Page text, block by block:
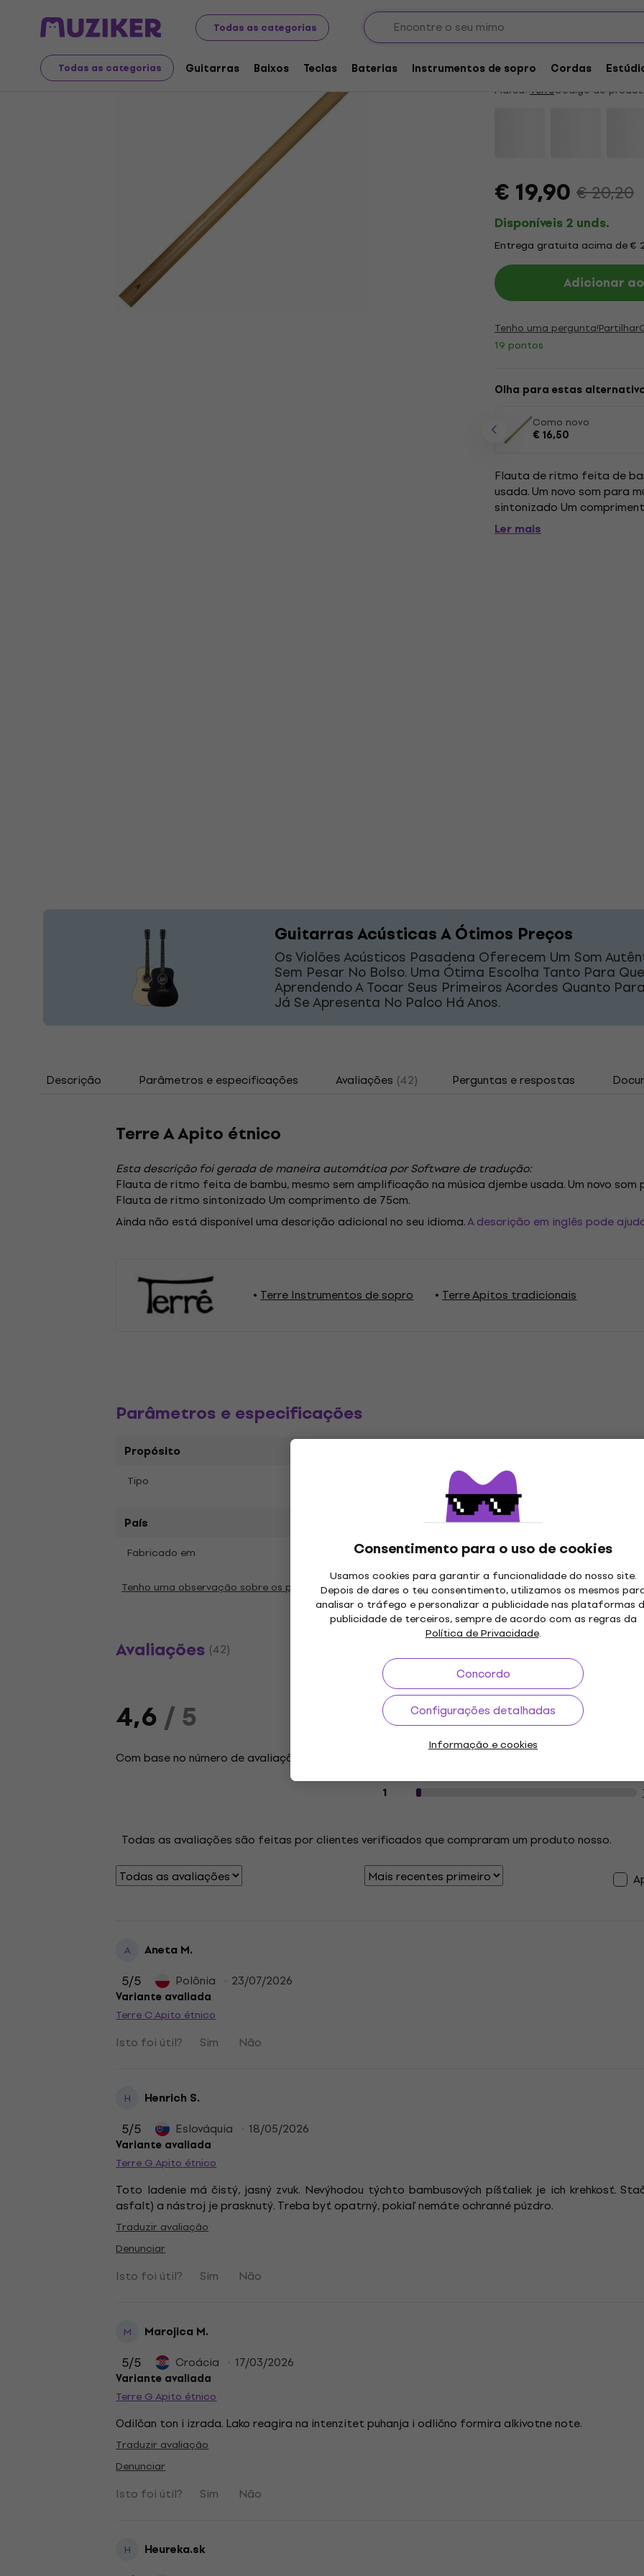
Todas as categorias
Todas as categorias Guitarras Baixos Teclas Baterias Instrumentos de sopro Cordas
Consentimento para o uso de cookies
Usamos cookies para garantir a funcionalidade do nosso site.
Depois de dares o teu consentimento, utilizamos os mesmos
analisar o tráfego e personalizar a publicidade nas plataformas
publicidade de terceiros, sempre de acordo com as regras da
Política de Privacidade.
Concordo
Configurações detalhadas
Informação e cookies
Instrumentos musicais Instrumentos de sopro Apitos tradicionais
Terre A Apito étnico
4,6/5 42 x avaliado
Marca: TerreCódigo do
€ 19,90 € 20,20
Disponíveis 2 unds.
Entrega gratuita acima de €
Adicionar
Tenho uma pergunta!Partilhar
19 pontos
Olha para estas
Como novo
€ 16,50
Flauta de ritmo feita de
usada. Um novo som para
sintonizado Um
Ler mais
Guitarras Acústicas A Ótimos Preços
Os Violões Acústicos Pasadena Oferecem Um Som
Sem Pesar No Bolso. Uma Ótima Escolha Tanto Para
Aprendendo A Tocar Seus Primeiros Acordes Quanto
Já Se Apresenta No Palco Há Anos.
Descrição Parâmetros e especificações Avaliações (42) Perguntas e respostas
Terre A Apito étnico
Esta descrição foi gerada de maneira automática por Software de tradução:
Flauta de ritmo feita de bambu, mesmo sem amplificação na música djembe usada. Um novo
Flauta de ritmo sintonizado Um comprimento de 75cm.
Ainda não está disponível uma descrição adicional no seu idioma.A descrição em inglês pode
Terre Instrumentos de sopro Terre Apitos tradicionais
Parâmetros e especificações
Propósito
Tipo Tipo de afinação
País
Fabricado em
Tenho uma observação sobre os parâmetros
Avaliações (42)
4,6/ 5
Com base no número de avaliações: 42
Avaliações dos clientes sobre o artigo
5
4
1
Todas as avaliações são feitas por clientes verificados que compraram um produto nosso.
A Aneta M.
5/5 Polônia 23/07/2026
Variante avaliada
Terre C Apito étnico
Isto foi útil? Sim Não
H Henrich S.
5/5 Eslováquia 18/05/2026
Variante avaliada
Terre G Apito étnico
Toto ladenie má čistý, jasný zvuk. Nevýhodou týchto bambusových píšťaliek je ich krehkosť.
asfalt) a nástroj je prasknutý. Treba byť opatrný, pokiaľ nemáte ochranné púzdro.
Traduzir avaliação
Denunciar
Isto foi útil? Sim Não
M Marojica M.
5/5 Croácia 17/03/2026
Variante avaliada
Terre G Apito étnico
Odilčan ton i izrada. Lako reagira na intenzitet puhanja i odlično formira alkivotne note.
Traduzir avaliação
Denunciar
Isto foi útil? Sim Não
H Heureka.sk